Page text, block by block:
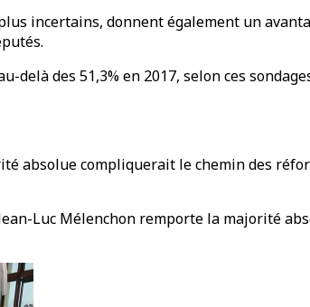
incertains, donnent également un
des 51,3% en 2017, selon ces
absolue compliquerait le chemin des
Luc Mélenchon remporte la majorité